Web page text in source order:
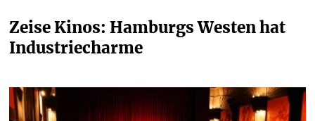
Zeise Kinos: Hamburgs Westen hat
Industriecharme